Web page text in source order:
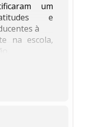
um
e
à
na escola,
escolher a